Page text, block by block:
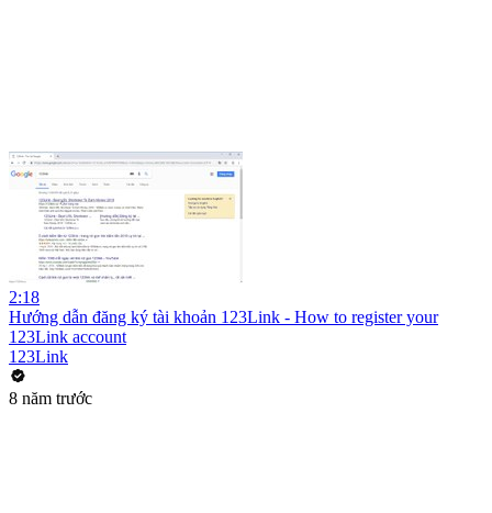
2:18
Hướng dẫn đăng ký tài khoản 123Link - How to register your
123Link account
123Link
8 năm trước